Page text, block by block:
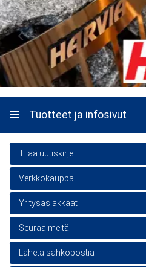
Tuotteet ja infosivut
Tilaa uutiskirje
Uutiskirje on ilmainen
Sähköposti
Tilaamalla hyväksyt
Verkkokauppa
Asiakaspalvelu
Verkkokaupan yhteystiedot
Toimitusehdot
Yritysasiakkaat
Yritysmyynti
Yhteydenotto- /
Seuraa meitä
TikTok - lakkapaa.se
Lähetä sähköpostia